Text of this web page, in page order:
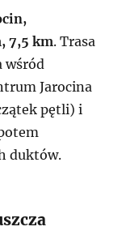
7,5 km. Trasa
wśród
Jarocina
pętli) i
duktów.